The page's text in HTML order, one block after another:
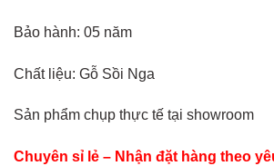
Bảo hành: 05 năm
Chất liệu: Gỗ Sồi Nga
Sản phẩm chụp thực tế tại showroom
Chuyên sỉ lẻ – Nhận đặt hàng theo